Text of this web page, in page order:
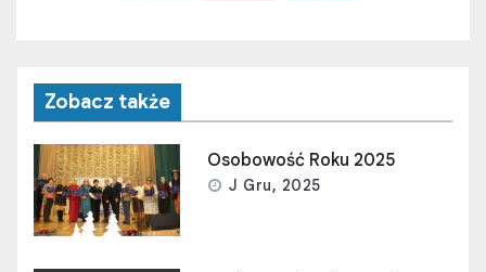
Zobacz także
Osobowość Roku 2025
J Gru, 2025